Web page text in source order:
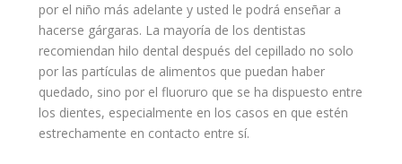
por el niño más adelante y usted le podrá enseñar a
hacerse gárgaras. La mayoría de los dentistas
recomiendan hilo dental después del cepillado no solo
por las partículas de alimentos que puedan haber
quedado, sino por el fluoruro que se ha dispuesto entre
los dientes, especialmente en los casos en que estén
estrechamente en contacto entre sí.